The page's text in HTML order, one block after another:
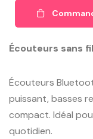
Écouteurs sans fil
Écouteurs
puissant, basses
compact. Idéal
quotidien.